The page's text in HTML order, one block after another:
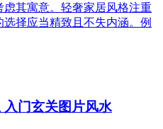
其寓意。轻奢家居风格注重
择应当精致且不失内涵。例
门玄关图片风水